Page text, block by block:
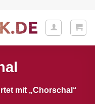
mit „Chorschal“